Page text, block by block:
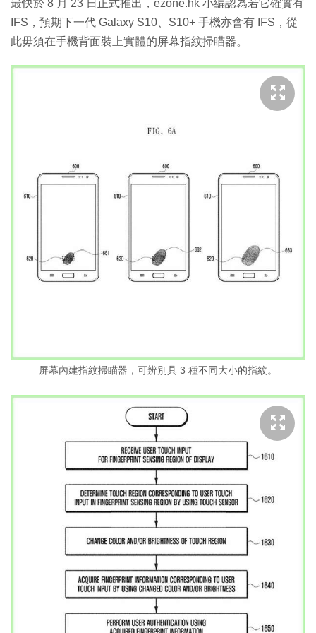
最快於 8 月 23 日正式推出，ezone.hk 小編認為若它確實有
IFS，預期下一代 Galaxy S10、S10+ 手機亦會有 IFS，從
此毋須在手機背面裝上實體的屏幕指紋掃瞄器。
屏幕內建指紋掃瞄器，可辨別具 3 種不同大小的指紋。